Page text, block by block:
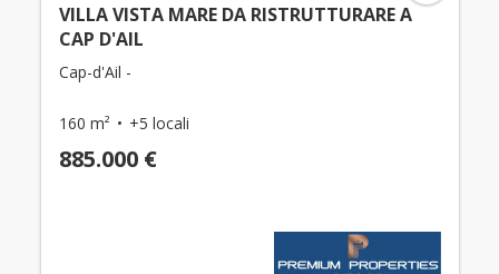
VILLA VISTA MARE DA RISTRUTTURARE A
CAP D'AIL
Cap-d'Ail -
160 m² +5 locali
885.000 €